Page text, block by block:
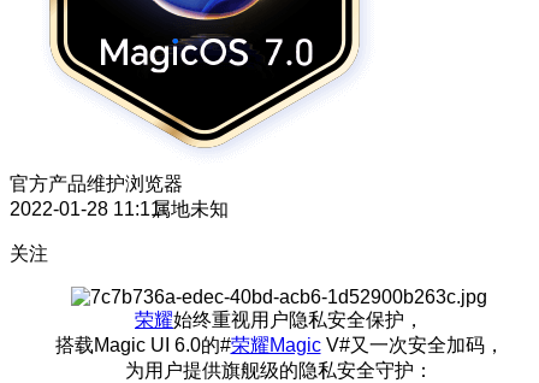
官方产品维护浏览器
2022-01-28 11:11属地未知
关注
荣耀始终重视用户隐私安全保护，
搭载Magic UI 6.0的#荣耀MagicV#又一次安全加码，
为用户提供旗舰级的隐私安全守护：